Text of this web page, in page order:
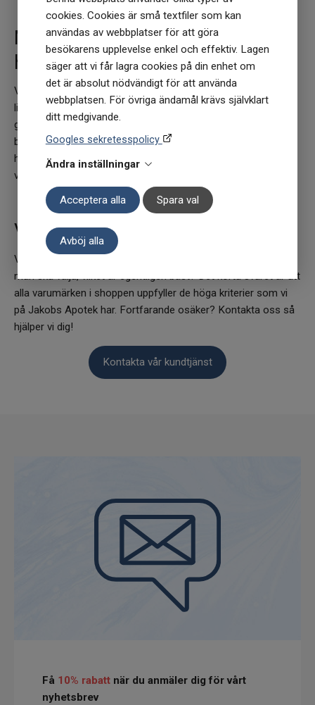
cookies. Cookies är små textfiler som kan
användas av webbplatser för att göra
besökarens upplevelse enkel och effektiv. Lagen
säger att vi får lagra cookies på din enhet om
det är absolut nödvändigt för att använda
webbplatsen. För övriga ändamål krävs självklart
ditt medgivande.
Googles sekretesspolicy
Ändra inställningar
Acceptera alla Spara val
Avböj alla
Marknadsledande varumärken
hittar du hos oss!
Vårt breda sortiment hälsoprodukter speglas av ett nästintill
lika brett utbud av varumärken. Urvalet i vår webbshop är alltid
grundat i att dessa ska vara så skonsamma som möjligt mot
både oss & planeten. Här finner du allt inom kosttillskott,
hälsokost- och skönhetsprodukter från både äldre
välbeprövade varumärken till nya uppstickare.
Vill du testa något nytt?
Vi kan förstå att det blir överväldigande att veta vilket märke
man ska välja, vilket är egentligen bäst? Det korta svaret är att
alla varumärken i shoppen uppfyller de höga kriterier som vi
på Jakobs Apotek har. Fortfarande osäker? Kontakta oss så
hjälper vi dig!
Kontakta vår kundtjänst
Få 10% rabatt när du anmäler dig för vårt
nyhetsbrev